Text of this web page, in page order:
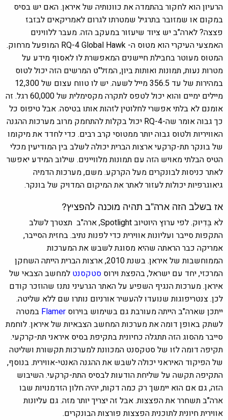
הרעיון הוא לחקור בהתמדה את כוונותיה של איראן. האם יש בסיס
במקום או שמזובר בתרגיל שמטרתו לגרום לאמריקאים לבזבז
פצצה? לארה"ב יש ציוד שיעזור במעקב הזה. מעבר ללווינים
האמצעי העיקרי הוא מטוס ה- RQ-4 Global Hawk המופעל מרחוק.
המטוס מעוטר בחבילת חיישנים המאפשרת לו לאסוף מידע על
מטרות נעות, תמונות ואותות ביון, המזל"ט המרשים הזה יכול לטוס
במהירות של עד 356.5 מייל לשעה. יש לו טווח עצום של 12,300
מיילים ימיים והוא יכול לטפס לתקרה מקסימלית של 60,000 רגל. זה
אומנם לא בלתי אפשרי לחלוטין לזהות אותו בטיסה. אבל טיפוס כל
כך גבוה אומר שה-RQ-4 יכול בקלות להתחמק מרוב מערכות ההגנה
האוויריות ולטוס גבוה יותר ממטוסי קרב רבים. כדי לחדד את מיקומו
של בונקר תת-קרקעי ארצות הברית יכולה לשלב בין המודיעין מכלי
הטיס הבלתי מאויש הזה עם תמונות מלוויינים. שילוב המידע יאפשר
לאתר כניסות לבונקרים מעל הקרקע. משם, מערכות הדמיה
גיאוגרפיות יכולות לעזור לאתר את המיקום המדויק של בונקר.
אז בשלב הזה ארה"ב תהיה מוכנה להפציץ?
לֹא בְּדִיוּק. לפי ערוץ היוטיוב Spotlight, ארה"ב תצטרך לשלב
התקפות סייבר ועליונות אווירית כדי לפנות נתיב. בחזית הסייבר,
אמריקה כבר הראתה שהיא מסוגת לשבש את המערכות
הממוחשבות של איראן. בשנת 2010, ארצות הברית הייתה השחקן
המרכזי, יחד עם ישראל, בהפצת וירוססטקסנטלמחשב הצבאי של
איראן. מערכות הנגיף השפיע על האתר הגרעיני נתנז שהוזכר קודם
לכן. צנטריפוגות שנועדו להעשיר אורניום נותרו שם ללא שליטה.
ייתכן שארה"ב הייתה מעורבת גם בשימוש בוירוסFlamerבמטרה
לשתק באופן דומה את מערכות המחשב הצבאיות של איראן. לוחמת
סייבר מהסוג הזה תתגלה כחיונית בתקיפת בסיס איראני תת-קרקעי.
תקיפה דומה לזו של סטקסנט המכוונת למערכות תקשורת ושליטה
של ​​הפיקוד האיראני יכולה לשבש את ההגנה האנטי-אווירית. בנוסף,
התקיפה תקשה על שליחת הודעות לבסיס התת-קרקעי. השיבוש
הזה, גם אם הוא יימשך רק כמה דקות, יהיה חלון הזדמנויות שבו
ארה"ב תשחרר את הפצצות. אבל זה יצריך יותר מזה. גם עליונות
אווירית חיונית לתוכנית הפצצות פורצות הבונקרים.